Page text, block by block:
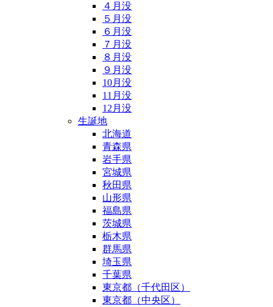
４月没
５月没
６月没
７月没
８月没
９月没
10月没
11月没
12月没
生誕地
北海道
青森県
岩手県
宮城県
秋田県
山形県
福島県
茨城県
栃木県
群馬県
埼玉県
千葉県
東京都（千代田区）
東京都（中央区）